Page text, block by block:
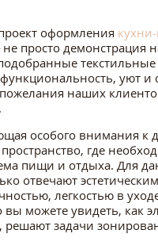
оформления
просто демонстрация
уют
наших
особого внимания к
где
пищи и отдыха. Для
отвечают эстетическим
легкостью в
можете увидеть, как
задачи